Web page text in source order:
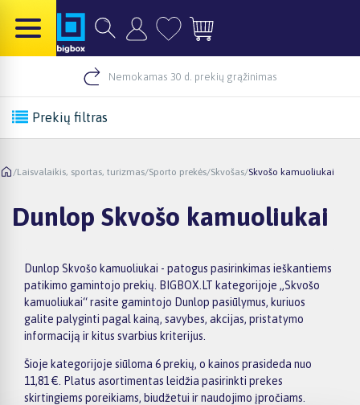
Nemokamas 30 d. prekių grąžinimas
Prekių filtras
/Laisvalaikis, sportas, turizmas/Sporto prekės/Skvošas/Skvošo kamuoliukai
Dunlop Skvošo kamuoliukai
Dunlop Skvošo kamuoliukai - patogus pasirinkimas ieškantiems
patikimo gamintojo prekių. BIGBOX.LT kategorijoje „Skvošo
kamuoliukai“ rasite gamintojo Dunlop pasiūlymus, kuriuos
galite palyginti pagal kainą, savybes, akcijas, pristatymo
informaciją ir kitus svarbius kriterijus.
Šioje kategorijoje siūloma 6 prekių, o kainos prasideda nuo
11,81 €. Platus asortimentas leidžia pasirinkti prekes
skirtingiems poreikiams, biudžetui ir naudojimo įpročiams.